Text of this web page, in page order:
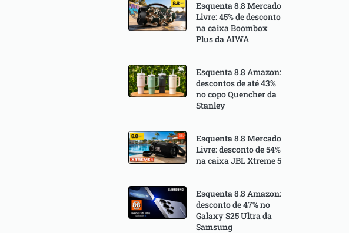
Esquenta 8.8 Mercado
Livre: 45% de desconto
na caixa Boombox
Plus da AIWA
Esquenta 8.8 Amazon:
descontos de até 43%
no copo Quencher da
Stanley
Esquenta 8.8 Mercado
Livre: desconto de 54%
na caixa JBL Xtreme 5
Esquenta 8.8 Amazon:
desconto de 47% no
Galaxy S25 Ultra da
Samsung